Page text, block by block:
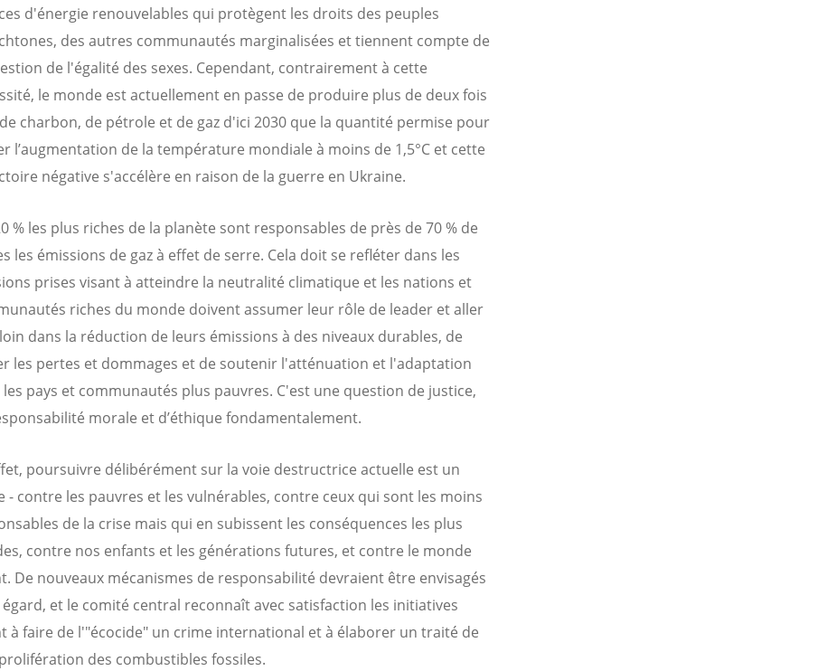
d'énergie renouvelables qui protègent les droits des peuples
des autres communautés marginalisées et tiennent compte de
de l'égalité des sexes. Cependant, contrairement à cette
le monde est actuellement en passe de produire plus de deux fois
charbon, de pétrole et de gaz d'ici 2030 que la quantité permise pour
l’augmentation de la température mondiale à moins de 1,5°C et cette
négative s'accélère en raison de la guerre en Ukraine.
% les plus riches de la planète sont responsables de près de 70 % de
les émissions de gaz à effet de serre. Cela doit se refléter dans les
prises visant à atteindre la neutralité climatique et les nations et
riches du monde doivent assumer leur rôle de leader et aller
dans la réduction de leurs émissions à des niveaux durables, de
les pertes et dommages et de soutenir l'atténuation et l'adaptation
les pays et communautés plus pauvres. C'est une question de justice,
morale et d’éthique fondamentalement.
poursuivre délibérément sur la voie destructrice actuelle est un
- contre les pauvres et les vulnérables, contre ceux qui sont les moins
de la crise mais qui en subissent les conséquences les plus
contre nos enfants et les générations futures, et contre le monde
De nouveaux mécanismes de responsabilité devraient être envisagés
égard, et le comité central reconnaît avec satisfaction les initiatives
à faire de l'"écocide" un crime international et à élaborer un traité de
des combustibles fossiles.